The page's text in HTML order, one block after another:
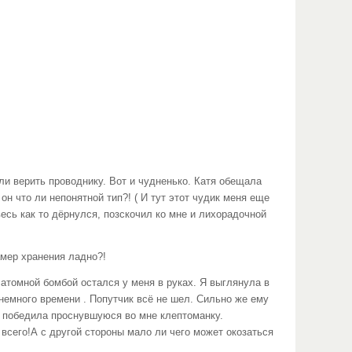
верить проводнику. Вот и чудненько. Катя обещала
что ли непонятной тип?! ( И тут этот чудик меня еще
как то дёрнулся, позскочил ко мне и лихорадочной
хранения ладно?!
бомбой остался у меня в руках. Я выглянула в
времени . Попутчик всё не шел. Сильно же ему
проснувшуюся во мне клептоманку.
с другой стороны мало ли чего может окозаться